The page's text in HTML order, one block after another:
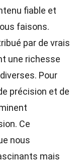
fiable et
faisons.
par de vrais
une richesse
Pour
précision et de
Ce
nous
mais